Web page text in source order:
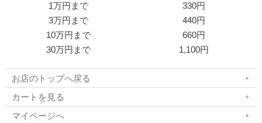
1万円まで
330円
3万円まで
440円
10万円まで
660円
30万円まで
1,100円
お店のトップへ戻る
カートを見る
マイページへ